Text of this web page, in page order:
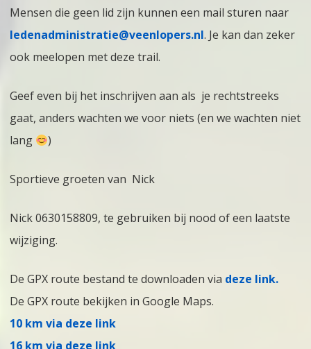
Mensen die geen lid zijn kunnen een mail sturen naar
ledenadministratie@veenlopers.nl. Je kan dan zeker
ook meelopen met deze trail.
Geef even bij het inschrijven aan als je rechtstreeks
gaat, anders wachten we voor niets (en we wachten niet
lang
)
Sportieve groeten van Nick
Nick 0630158809, te gebruiken bij nood of een laatste
wijziging.
De GPX route bestand te downloaden via deze link.
De GPX route bekijken in Google Maps.
10 km via deze link
16 km via deze link